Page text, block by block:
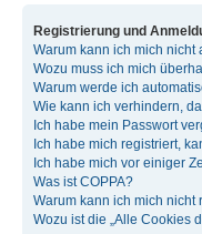
Registrierung und
Warum kann ich mich nicht
Wozu muss ich mich
Warum werde ich
Wie kann ich verhindern,
Ich habe mein Passwort
Ich habe mich registriert,
Ich habe mich vor einiger
Was ist COPPA?
Warum kann ich mich nicht
Wozu ist die „Alle Cookies